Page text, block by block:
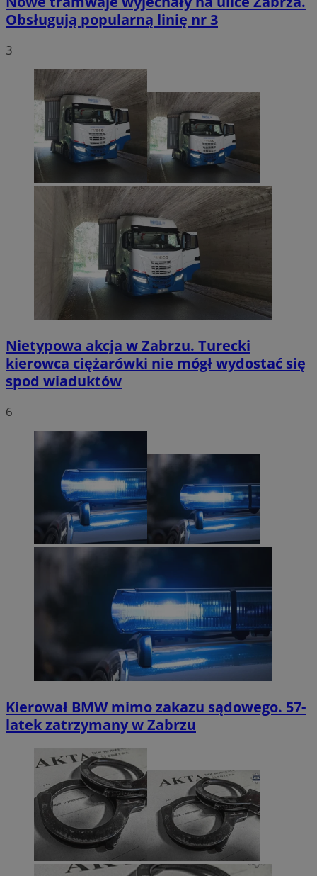
Obsługują popularną linię nr 3
3
Nietypowa akcja w Zabrzu. Turecki
kierowca ciężarówki nie mógł wydostać się
spod wiaduktów
6
Kierował BMW mimo zakazu sądowego. 57-
latek zatrzymany w Zabrzu